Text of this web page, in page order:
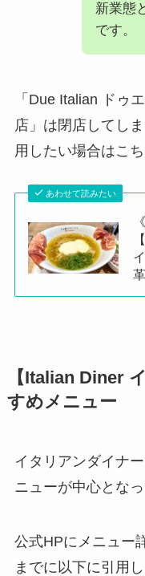
新業態
です。
「Due Italian ドゥ
店」は閉店してし
用したい場合はこ
あわせて読みたい
【Italian Diner
すめメニュー
イタリアンダイナ
ニューが中心とな
公式HPにメニュー
までに以下に引用し